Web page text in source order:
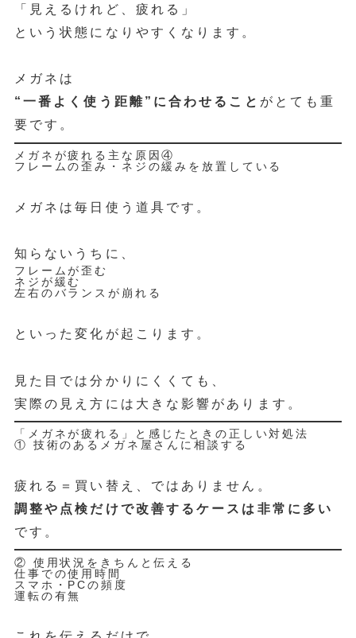
「見えるけれど、疲れる」
という状態になりやすくなります。
メガネは
“一番よく使う距離”に合わせること がとても重
要です。
メガネが疲れる主な原因④
フレームの歪み・ネジの緩みを放置している
メガネは毎日使う道具です。
知らないうちに、
フレームが歪む
ネジが緩む
左右のバランスが崩れる
といった変化が起こります。
見た目では分かりにくくても、
実際の見え方には大きな影響があります。
「メガネが疲れる」と感じたときの正しい対処法
① 技術のあるメガネ屋さんに相談する
疲れる＝買い替え、ではありません。
調整や点検だけで改善するケースは非常に多い
です。
② 使用状況をきちんと伝える
仕事での使用時間
スマホ・PCの頻度
運転の有無